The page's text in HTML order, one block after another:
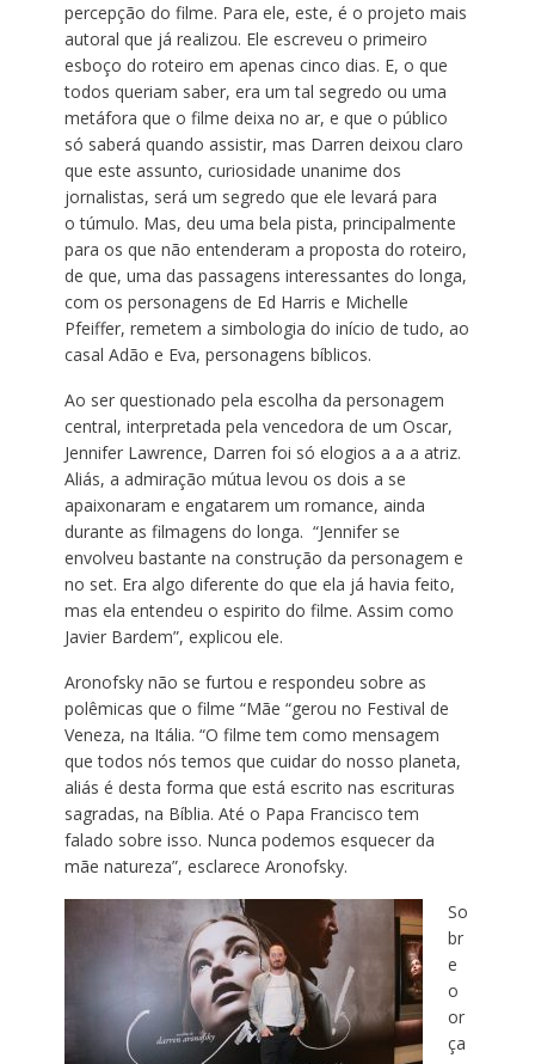
percepção do filme. Para ele, este, é o projeto mais
autoral que já realizou. Ele escreveu o primeiro
esboço do roteiro em apenas cinco dias. E, o que
todos queriam saber, era um tal segredo ou uma
metáfora que o filme deixa no ar, e que o público
só saberá quando assistir, mas Darren deixou claro
que este assunto, curiosidade unanime dos
jornalistas, será um segredo que ele levará para
o túmulo. Mas, deu uma bela pista, principalmente
para os que não entenderam a proposta do roteiro,
de que, uma das passagens interessantes do longa,
com os personagens de Ed Harris e Michelle
Pfeiffer, remetem a simbologia do início de tudo, ao
casal Adão e Eva, personagens bíblicos.
Ao ser questionado pela escolha da personagem
central, interpretada pela vencedora de um Oscar,
Jennifer Lawrence, Darren foi só elogios a a a atriz.
Aliás, a admiração mútua levou os dois a se
apaixonaram e engatarem um romance, ainda
durante as filmagens do longa. “Jennifer se
envolveu bastante na construção da personagem e
no set. Era algo diferente do que ela já havia feito,
mas ela entendeu o espirito do filme. Assim como
Javier Bardem”, explicou ele.
Aronofsky não se furtou e respondeu sobre as
polêmicas que o filme “Mãe “gerou no Festival de
Veneza, na Itália. “O filme tem como mensagem
que todos nós temos que cuidar do nosso planeta,
aliás é desta forma que está escrito nas escrituras
sagradas, na Bíblia. Até o Papa Francisco tem
falado sobre isso. Nunca podemos esquecer da
mãe natureza”, esclarece Aronofsky.
So
br
e
o
or
ça